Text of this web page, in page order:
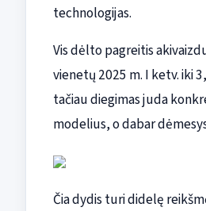
technologijas.
Vis dėlto pagreitis
vienetų 2025 m. I ketv. iki
tačiau diegimas juda
modelius, o dabar
Čia dydis turi didelę